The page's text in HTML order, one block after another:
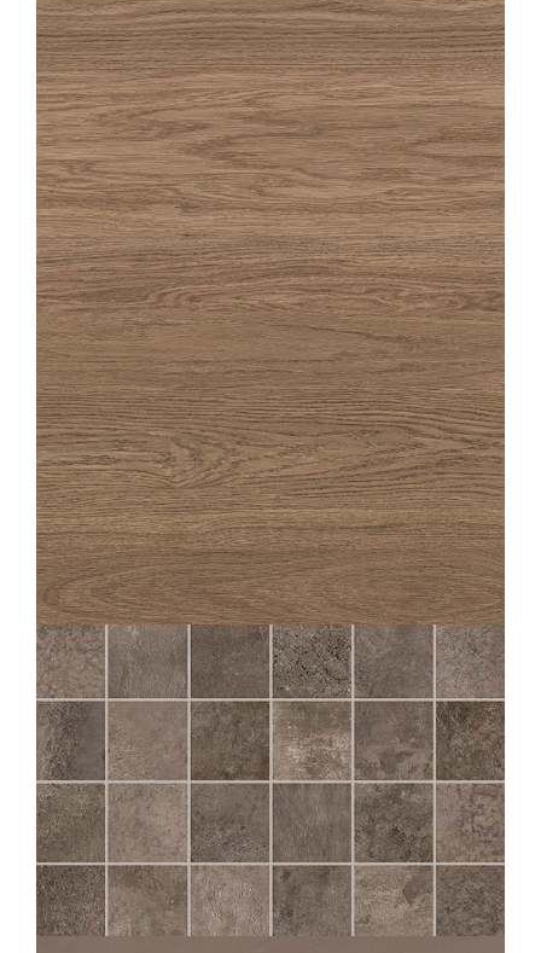
OAKA
NOISETTE
20X180 20X120
OAKA
NOISETTE STRUTTURATO ANTISDRUCCIOLO
20X120
CHÂTEAU
MOKA MOS 5X5
30X30